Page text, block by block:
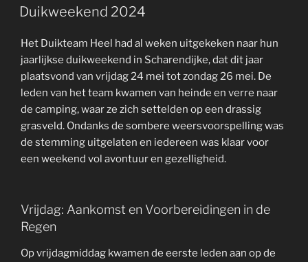
OP
Duikweekend 2024
Het Duikteam Heel had al weken uitgekeken naar hun
jaarlijkse duikweekend in Scharendijke, dat dit jaar
plaatsvond van vrijdag 24 mei tot zondag 26 mei. De
leden van het team kwamen van heinde en verre naar
de camping, waar ze zich settelden op een drassig
grasveld. Ondanks de sombere weersvoorspelling was
de stemming uitgelaten en iedereen was klaar voor
een weekend vol avontuur en gezelligheid.
Vrijdag: Aankomst en Voorbereidingen in de
Regen
Op vrijdagmiddag kwamen de eerste leden aan op de